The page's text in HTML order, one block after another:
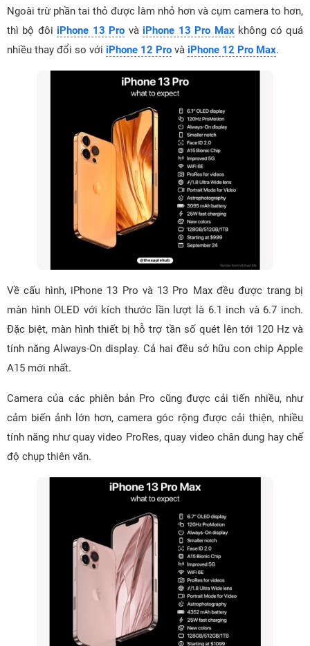
Ngoài trừ phần tai thỏ được làm nhỏ hơn và cụm camera to hơn,
thì bộ đôi iPhone 13 Pro và iPhone 13 Pro Maxkhông có quá
nhiều thay đổi so với iPhone 12 Pro và iPhone 12 Pro Max.
Về cấu hình, iPhone 13 Pro và 13 Pro Max đều được trang bị
màn hình OLED với kích thước lần lượt là 6.1 inch và 6.7 inch.
Đặc biệt, màn hình thiết bị hỗ trợ tần số quét lên tới 120 Hz và
tính năng Always-On display. Cả hai đều sở hữu con chip Apple
A15 mới nhất.
Camera của các phiên bản Pro cũng được cải tiến nhiều, như
cảm biến ảnh lớn hơn, camera góc rộng được cải thiện, nhiều
tính năng như quay video ProRes, quay video chân dung hay chế
độ chụp thiên văn.